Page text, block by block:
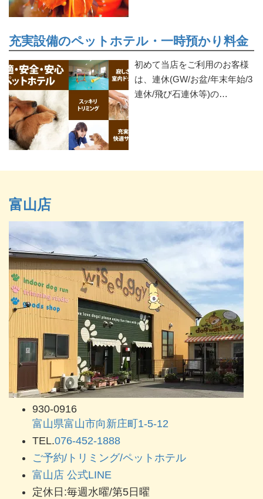
充実設備のペットホテル・一時預かり料金
初めて当店をご利用のお客様
は、連休(GW/お盆/年末年始/3
連休/飛び石連休等)の…
富山店
930-0916
富山県富山市向新庄町1-5-12
TEL.076-452-1888
ご予約/トリミング/ペットホテル
富山店 公式LINE
定休日:毎週水曜/第5日曜